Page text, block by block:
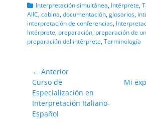
Categorias
Interpretación simultánea, Intérprete,
AIIC, cabina, documentación, glosarios,
interpretación de conferencias,
Intérprete, preparación, preparación de
preparación del intérprete, Terminología
Navegación
de
entradas
← Anterior
Entrada
anterior:
Curso de
Especialización en
Interpretación Italiano-
Español
Entrada
Mi